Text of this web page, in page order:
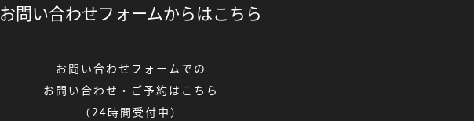
お問い合わせフォームからはこちら
お問い合わせフォームでの
お問い合わせ・ご予約はこちら
（24時間受付中）